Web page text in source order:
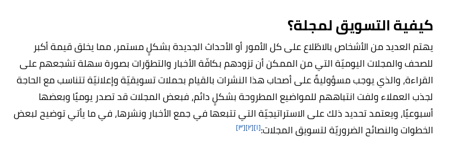
كيفية التسويق لمجلة؟
يهتم العديد من الأشخاص بالاطّلاع على كل الأمور أو الأحداث الجديدة بشكلٍ مستمر، مما يخلق قيمة أكبر
للصحف والمجلات اليوميّة التي من الممكن أن تزودهم بكافّة الأخبار والتطوّرات بصورة سهلة تشجعهم على
القراءة، والذي يوجب مسؤوليةً على أصحاب هذا النشرات بالقيام بحملات تسويقيّة وإعلانيّة تتناسب مع الحاجة
لجذب العملاء ولفت انتباههم للمواضيع المطروحة بشكلٍ دائم، فبعض المجلات قد تصدر يوميًا وبعضها
أسبوعيًا، ويعتمد تحديد ذلك على الاستراتيجيّة التي تتبعها في جمع الأخبار ونشرها، في ما يأتي توضيح لبعض
الخطوات والنصائح الضروريّة لتسويق المجلات:[١] [٢] [٣]